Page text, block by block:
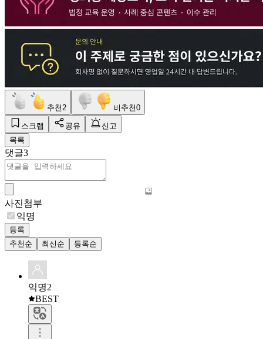
추천 2 비추천0
스크랩 공유
신고
목록
댓글3
사진첨부
익명
등록
추천순
최신순 등록순
익명2
BEST